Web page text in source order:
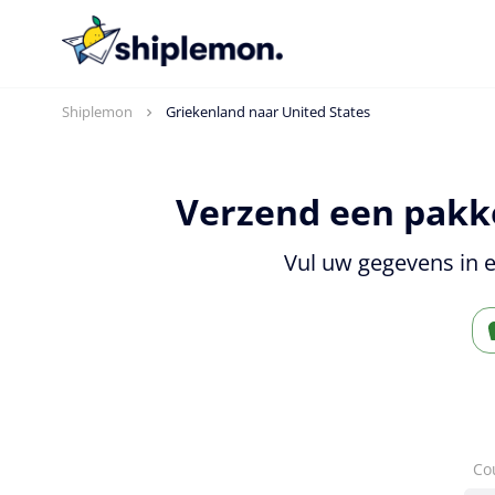
Shiplemon Griekenland naar United States
Verzend een
Vul uw gegevens in